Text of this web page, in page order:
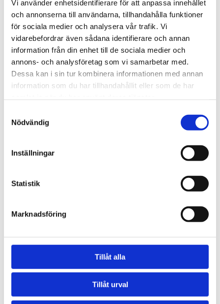
Vi använder enhetsidentifierare för att anpassa innehållet
och annonserna till användarna, tillhandahålla funktioner
för sociala medier och analysera vår trafik. Vi
vidarebefordrar även sådana identifierare och annan
information från din enhet till de sociala medier och
annons- och analysföretag som vi samarbetar med.
Dessa kan i sin tur kombinera informationen med annan
information som du har tillhandahållit eller som de har
Nödvändig
Inställningar
Statistik
Marknadsföring
Tillåt alla
Tillåt urval
Vill du veta mer om vårt tävlingsteam?
mark.humphreys@tengbom.se
+46 8 412 53 43
Tävlingsförslag för ett bårhus